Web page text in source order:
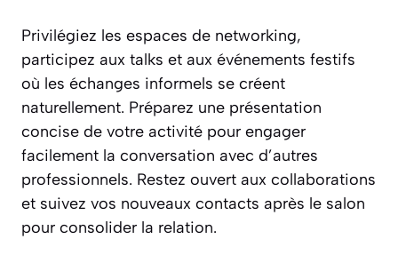
Privilégiez les espaces de networking,
participez aux talks et aux événements festifs
où les échanges informels se créent
naturellement. Préparez une présentation
concise de votre activité pour engager
facilement la conversation avec d’autres
professionnels. Restez ouvert aux collaborations
et suivez vos nouveaux contacts après le salon
pour consolider la relation.